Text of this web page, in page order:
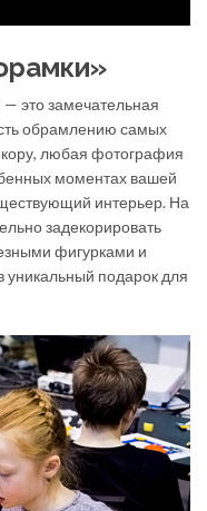
это замечательная
обрамлению самых
любая фотография
моментах вашей
интерьер. На
задекорировать
фигурками и
подарок для